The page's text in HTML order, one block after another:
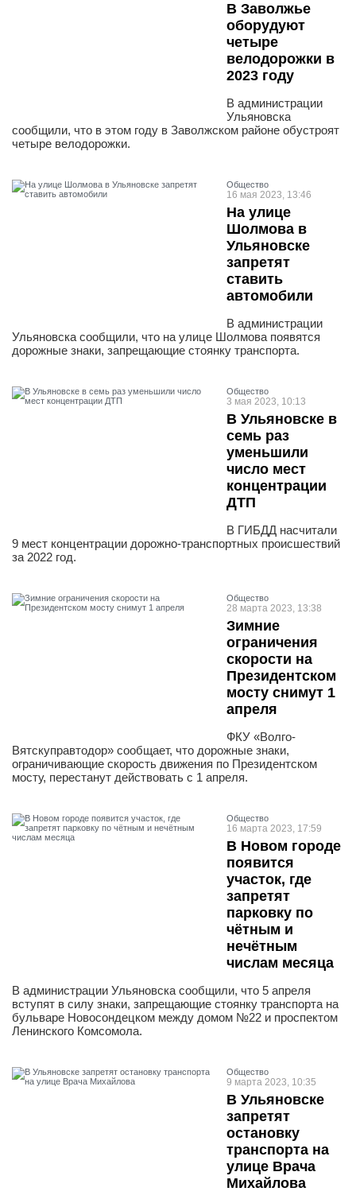
В Заволжье
оборудуют
четыре
велодорожки в
2023 году
В администрации
Ульяновска
сообщили, что в этом году в Заволжском районе обустроят
четыре велодорожки.
Общество
16 мая 2023, 13:46
На улице
Шолмова в
Ульяновске
запретят
ставить
автомобили
В администрации
Ульяновска сообщили, что на улице Шолмова появятся
дорожные знаки, запрещающие стоянку транспорта.
Общество
3 мая 2023, 10:13
В Ульяновске в
семь раз
уменьшили
число мест
концентрации
ДТП
В ГИБДД насчитали
9 мест концентрации дорожно-транспортных происшествий
за 2022 год.
Общество
28 марта 2023, 13:38
Зимние
ограничения
скорости на
Президентском
мосту снимут 1
апреля
ФКУ «Волго-
Вятскуправтодор» сообщает, что дорожные знаки,
ограничивающие скорость движения по Президентском
мосту, перестанут действовать с 1 апреля.
Общество
16 марта 2023, 17:59
В Новом городе
появится
участок, где
запретят
парковку по
чётным и
нечётным
числам месяца
В администрации Ульяновска сообщили, что 5 апреля
вступят в силу знаки, запрещающие стоянку транспорта на
бульваре Новосондецком между домом №22 и проспектом
Ленинского Комсомола.
Общество
9 марта 2023, 10:35
В Ульяновске
запретят
остановку
транспорта на
улице Врача
Михайлова